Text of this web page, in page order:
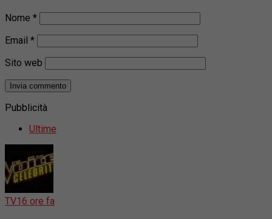
Nome *
Email *
Sito web
Pubblicità
Ultime
TV16 ore fa